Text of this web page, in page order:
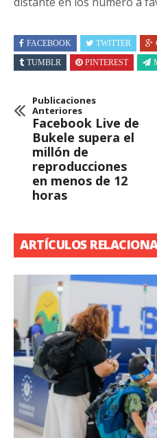
FACEBOOK TWITTER
TUMBLR
PINTEREST
Publicaciones
Anteriores
Facebook Live de
Bukele supera el
millón de
reproducciones
en menos de 12
horas
ARTÍCULOS